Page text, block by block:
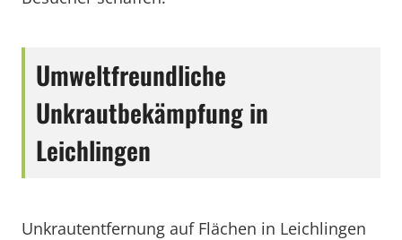
Umweltfreundliche
Unkrautbekämpfung in
Leichlingen
Unkrautentfernung auf Flächen in Leichlingen